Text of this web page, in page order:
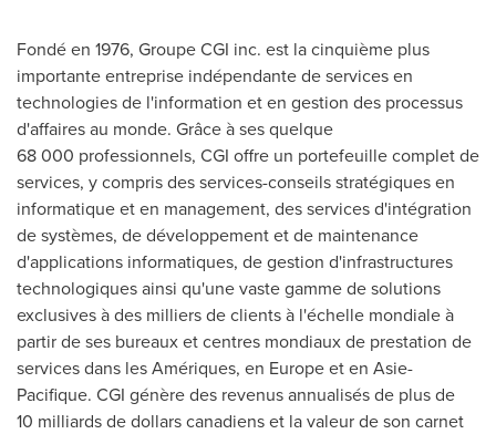
Fondé en 1976, Groupe CGI inc. est la cinquième plus
importante entreprise indépendante de services en
technologies de l'information et en gestion des processus
d'affaires au monde. Grâce à ses quelque
68 000 professionnels, CGI offre un portefeuille complet de
services, y compris des services-conseils stratégiques en
informatique et en management, des services d'intégration
de systèmes, de développement et de maintenance
d'applications informatiques, de gestion d'infrastructures
technologiques ainsi qu'une vaste gamme de solutions
exclusives à des milliers de clients à l'échelle mondiale à
partir de ses bureaux et centres mondiaux de prestation de
services dans les Amériques, en Europeet en Asie-
Pacifique. CGI génère des revenus annualisés de plus de
10 milliards de dollars canadiens et la valeur de son carnet